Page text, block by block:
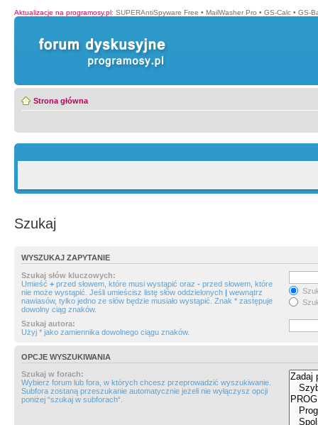
Aktualizacje na programosy.pl: SUPERAntiSpyware Free • MailWasher Pro • GS-Calc • GS-
Strona główna
Szukaj
WYSZUKAJ ZAPYTANIE
Szukaj słów kluczowych:
Umieść + przed słowem, które musi wystąpić oraz - przed słowem, które
nie może wystąpić. Jeśli umieścisz listę słów oddzielonych | wewnątrz
nawiasów, tylko jedno ze słów będzie musiało wystąpić. Znak * zastępuje
dowolny ciąg znaków.
Szukaj autora:
Użyj * jako zamiennika dowolnego ciągu znaków.
OPCJE WYSZUKIWANIA
Szukaj w forach:
Wybierz forum lub fora, w których chcesz przeprowadzić wyszukiwanie.
Subfora zostaną przeszukanie automatycznie jeżeli nie wyłączysz opcji
poniżej “szukaj w subforach“.